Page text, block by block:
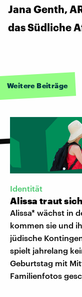
Jana Genth,
das Südliche
Weitere Beiträge
Identität
Alissa traut
Alissa* wächst in
kommen sie und
jüdische
spielt jahrelang
Geburtstag mit
Familienfotos